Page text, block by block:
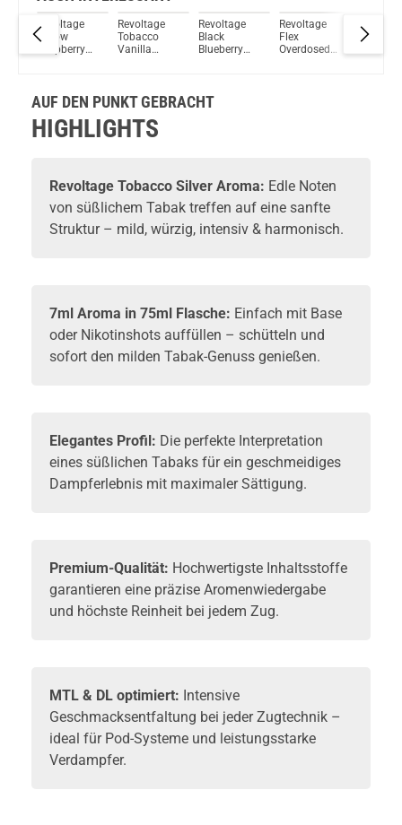
Revoltage
Yellow
Raspberry
Revoltage
Tobacco
Vanilla
Revoltage
Black
Blueberry
Revoltage
Flex
Overdosed
AUF DEN PUNKT GEBRACHT
HIGHLIGHTS
Revoltage Tobacco Silver Aroma: Edle Noten
von süßlichem Tabak treffen auf eine sanfte
Struktur – mild, würzig, intensiv & harmonisch.
7ml Aroma in 75ml Flasche: Einfach mit Base
oder Nikotinshots auffüllen – schütteln und
sofort den milden Tabak-Genuss genießen.
Elegantes Profil: Die perfekte Interpretation
eines süßlichen Tabaks für ein geschmeidiges
Dampferlebnis mit maximaler Sättigung.
Premium-Qualität: Hochwertigste Inhaltsstoffe
garantieren eine präzise Aromenwiedergabe
und höchste Reinheit bei jedem Zug.
MTL & DL optimiert: Intensive
Geschmacksentfaltung bei jeder Zugtechnik –
ideal für Pod-Systeme und leistungsstarke
Verdampfer.